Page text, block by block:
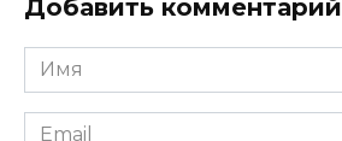
Добавить комментарий
Имя
*
Email